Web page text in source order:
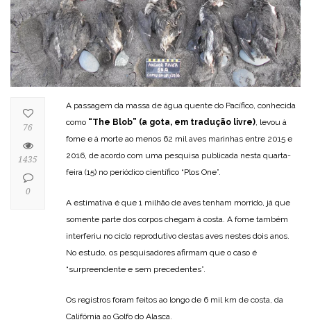
A passagem da massa de água quente do Pacífico, conhecida
como “The Blob” (a gota, em tradução livre) , levou à
fome e à morte ao menos 62 mil aves marinhas entre 2015 e
2016, de acordo com uma pesquisa publicada nesta quarta-
feira (15) no periódico científico “Plos One”.
A estimativa é que 1 milhão de aves tenham morrido, já que
somente parte dos corpos chegam à costa. A fome também
interferiu no ciclo reprodutivo destas aves nestes dois anos.
No estudo, os pesquisadores afirmam que o caso é
“surpreendente e sem precedentes”.
Os registros foram feitos ao longo de 6 mil km de costa, da
Califórnia ao Golfo do Alasca.
76
1435
0